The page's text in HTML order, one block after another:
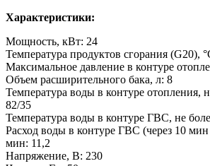
Характеристики:
Мощность, кВт: 24
Температура продуктов сгорания (G20),
Максимальное давление в контуре
Объем расширительного бака, л: 8
Температура воды в контуре отопления,
82/35
Температура воды в контуре ГВС, не
Расход воды в контуре ГВС (через 10
мин: 11,2
Напряжение, В: 230